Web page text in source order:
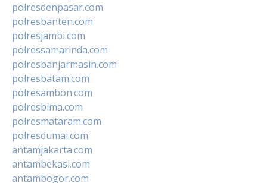
polresdenpasar.com
polresbanten.com
polresjambi.com
polressamarinda.com
polresbanjarmasin.com
polresbatam.com
polresambon.com
polresbima.com
polresmataram.com
polresdumai.com
antamjakarta.com
antambekasi.com
antambogor.com